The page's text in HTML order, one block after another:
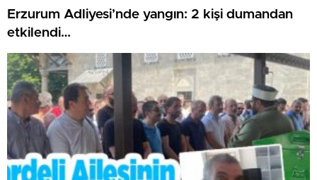
Erzurum Adliyesi’nde yangın: 2 kişi dumandan
etkilendi…